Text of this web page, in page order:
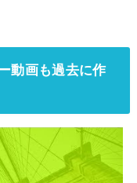
動画も過去に作